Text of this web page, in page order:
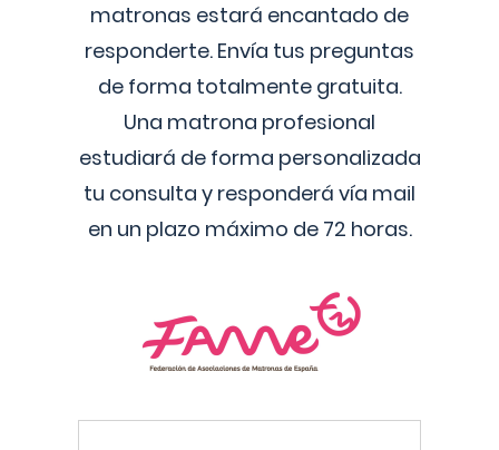
matronas estará encantado de
responderte. Envía tus preguntas
de forma totalmente gratuita.
Una matrona profesional
estudiará de forma personalizada
tu consulta y responderá vía mail
en un plazo máximo de 72 horas.